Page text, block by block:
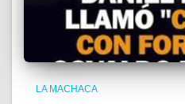
LA MACHACA